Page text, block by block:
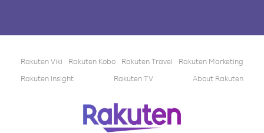
Rakuten Viki Rakuten Kobo Rakuten Travel
Rakuten Marketing
Rakuten Insight
Rakuten TV About Rakuten